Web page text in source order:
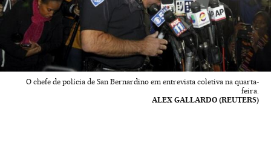
O chefe de polícia de San Bernardino em entrevista coletiva na quarta-
feira.
ALEX GALLARDO (REUTERS)